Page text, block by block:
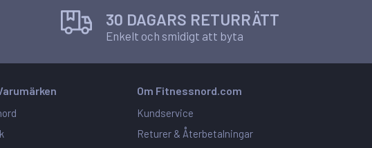
30 DAGARS RETURRÄTT
Enkelt och smidigt att byta
Om Fitnessnord.com
Kundservice
Returer & Återbetalningar